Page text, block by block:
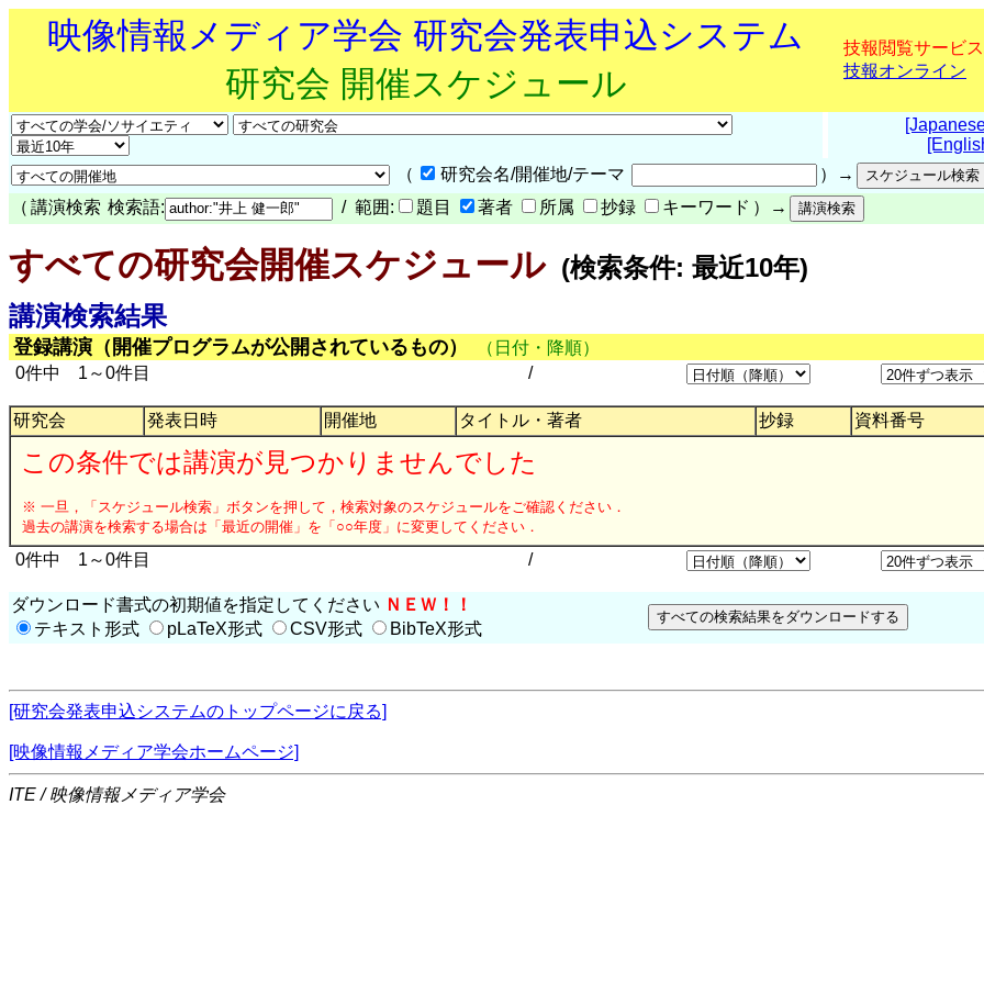
映像情報メディア学会 研究会発表申込システム
研究会 開催スケジュール
技報閲覧サービス
技報オンライン
（
研究会名/開催地/テーマ
）→
（ 講演検索 検索語: / 範囲: 題目 著者 所属 抄録 キーワード ）→
すべての研究会開催スケジュール(検索条件: 最近10年)
講演検索結果
登録講演（開催プログラムが公開されているもの）
（日付・降順）
0件中 1～0件目
/
研究会 発表日時 開催地 タイトル・著者 抄録 資料番号
この条件では講演が見つかりませんでした
※ 一旦，「スケジュール検索」ボタンを押して，検索対象のスケジュールをご確認ください．
過去の講演を検索する場合は「最近の開催」を「○○年度」に変更してください．
0件中 1～0件目 /
ダウンロード書式の初期値を指定してください ＮＥＷ！！
テキスト形式
pLaTeX形式 CSV形式 BibTeX形式
[研究会発表申込システムのトップページに戻る]
[映像情報メディア学会ホームページ]
ITE / 映像情報メディア学会